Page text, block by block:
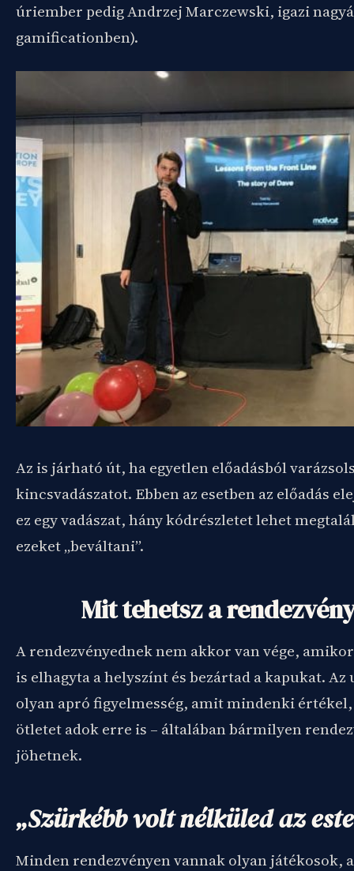
úriember pedig Andrzej Marczewski, igazi
gamificationben).
Az is járható út, ha egyetlen előadásból
kincsvadászatot. Ebben az esetben az előadás
ez egy vadászat, hány kódrészletet lehet
ezeket „beváltani”.
Mit tehetsz a
A rendezvényednek nem akkor van vége,
is elhagyta a helyszínt és bezártad a kapukat. Az
olyan apró figyelmesség, amit mindenki
ötletet adok erre is – általában bármilyen
jöhetnek.
„Szürkébb volt nélküled az
Minden rendezvényen vannak olyan játékosok,